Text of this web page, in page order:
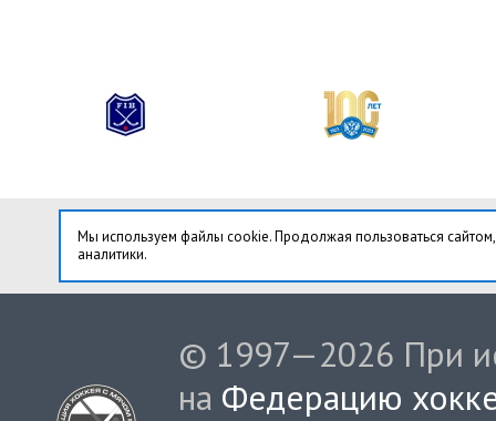
Мы используем файлы cookie. Продолжая пользоваться
аналитики.
© 1997—2026 При
на Федерацию